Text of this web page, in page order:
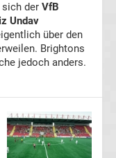
sich der VfB
Undav
über den
Brightons
jedoch anders.